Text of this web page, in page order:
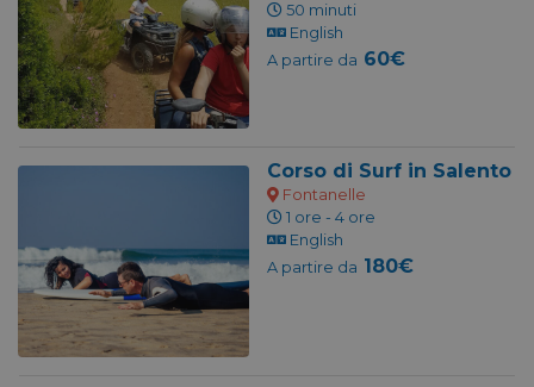
50 minuti
English
A partire da 60€
Corso di Surf in Salento
Fontanelle
1 ore - 4 ore
English
A partire da 180€